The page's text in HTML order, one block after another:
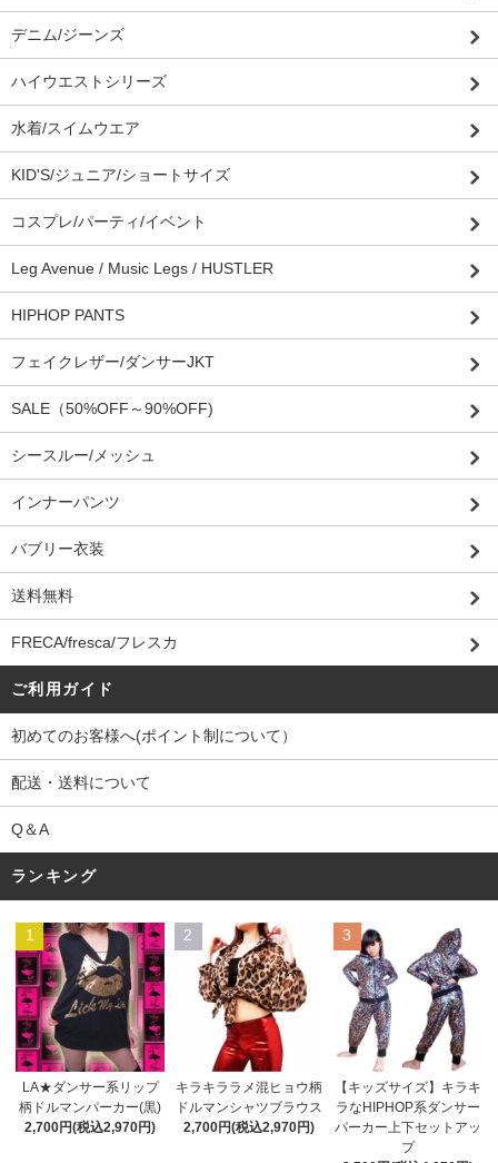
デニム/ジーンズ
ハイウエストシリーズ
水着/スイムウエア
KID'S/ジュニア/ショートサイズ
コスプレ/パーティ/イベント
Leg Avenue / Music Legs / HUSTLER
HIPHOP PANTS
フェイクレザー/ダンサーJKT
SALE（50%OFF～90%OFF)
シースルー/メッシュ
インナーパンツ
バブリー衣装
送料無料
FRECA/fresca/フレスカ
ご利用ガイド
初めてのお客様へ(ポイント制について）
配送・送料について
Q＆A
ランキング
1
LA★ダンサー系リップ
柄ドルマンパーカー(黒)
2,700円(税込2,970円)
2
キラキララメ混ヒョウ柄
ドルマンシャツブラウス
2,700円(税込2,970円)
3
【キッズサイズ】キラキ
ラなHIPHOP系ダンサー
パーカー上下セットアッ
プ